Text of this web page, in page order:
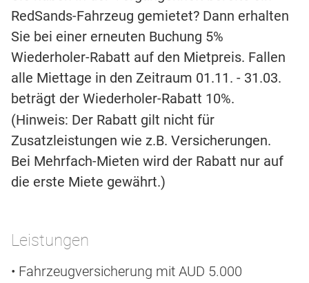
RedSands-Fahrzeug gemietet? Dann erhalten
Sie bei einer erneuten Buchung 5%
Wiederholer-Rabatt auf den Mietpreis. Fallen
alle Miettage in den Zeitraum 01.11. - 31.03.
beträgt der Wiederholer-Rabatt 10%.
(Hinweis: Der Rabatt gilt nicht für
Zusatzleistungen wie z.B. Versicherungen.
Bei Mehrfach-Mieten wird der Rabatt nur auf
die erste Miete gewährt.)
Leistungen
• Fahrzeugversicherung mit AUD 5.000